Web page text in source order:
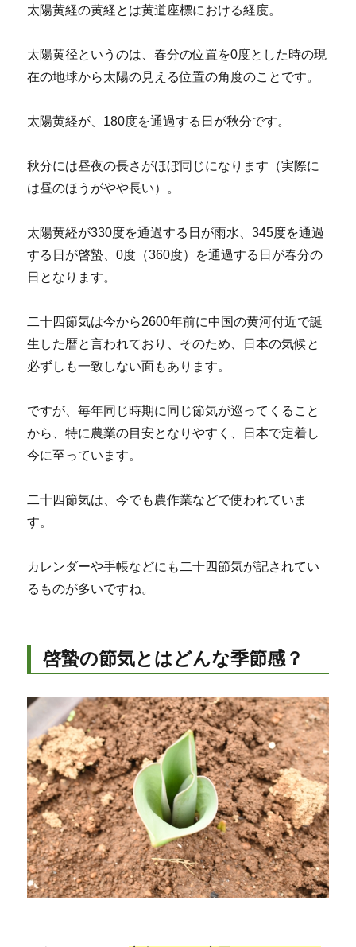
太陽黄経の黄経とは黄道座標における経度。
太陽黄径というのは、春分の位置を0度とした時の現
在の地球から太陽の見える位置の角度のことです。
太陽黄経が、180度を通過する日が秋分です。
秋分には昼夜の長さがほぼ同じになります（実際に
は昼のほうがやや長い）。
太陽黄経が330度を通過する日が雨水、345度を通過
する日が啓蟄、0度（360度）を通過する日が春分の
日となります。
二十四節気は今から2600年前に中国の黄河付近で誕
生した暦と言われており、そのため、日本の気候と
必ずしも一致しない面もあります。
ですが、毎年同じ時期に同じ節気が巡ってくること
から、特に農業の目安となりやすく、日本で定着し
今に至っています。
二十四節気は、今でも農作業などで使われていま
す。
カレンダーや手帳などにも二十四節気が記されてい
るものが多いですね。
啓蟄の節気とはどんな季節感？